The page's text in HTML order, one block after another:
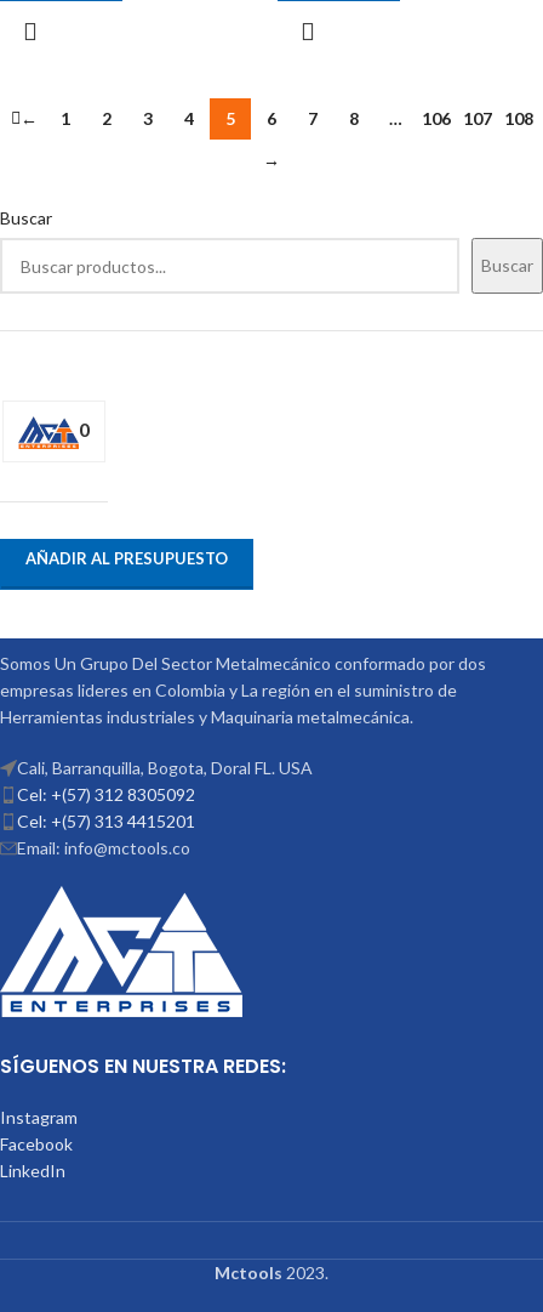
Buscar
Buscar
0
AÑADIR AL PRESUPUESTO
← 1 2 3 4 5 6 7 8 … 106 107
108
→
Somos Un Grupo Del Sector Metalmecánico conformado por dos
empresas lideres en Colombia y La región en el suministro de
Herramientas industriales y Maquinaria metalmecánica.
Cali, Barranquilla, Bogota, Doral FL. USA
Cel: +(57) 312 8305092
Cel: +(57) 313 4415201
Email: info@mctools.co
SÍGUENOS EN NUESTRA REDES:
Instagram
Facebook
LinkedIn
Mctools 2023.